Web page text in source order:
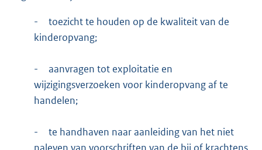
-
toezicht te houden op de kwaliteit van de
kinderopvang;
-
aanvragen tot exploitatie en
wijzigingsverzoeken voor kinderopvang af te
handelen;
-
te handhaven naar aanleiding van het niet